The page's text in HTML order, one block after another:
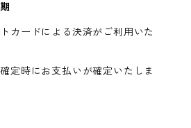
カードによる決済がご利用いた
定時にお支払いが確定いたしま